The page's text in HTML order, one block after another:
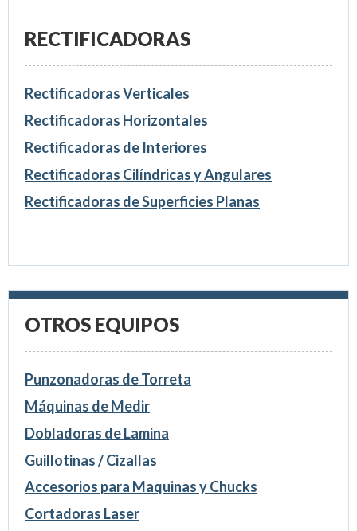
RECTIFICADORAS
Rectificadoras Verticales
Rectificadoras Horizontales
Rectificadoras de Interiores
Rectificadoras Cilíndricas y Angulares
Rectificadoras de Superficies Planas
OTROS EQUIPOS
Punzonadoras de Torreta
Máquinas de Medir
Dobladoras de Lamina
Guillotinas / Cizallas
Accesorios para Maquinas y Chucks
Cortadoras Laser